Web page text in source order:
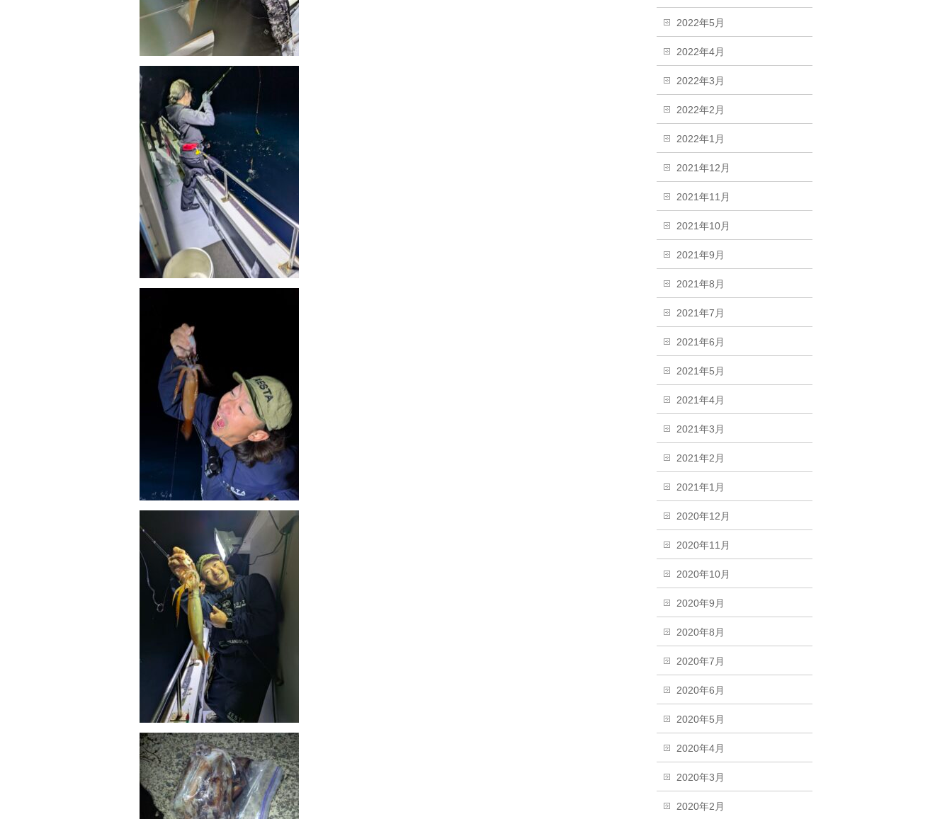
2022年5月
2022年4月
2022年3月
2022年2月
2022年1月
2021年12月
2021年11月
2021年10月
2021年9月
2021年8月
2021年7月
2021年6月
2021年5月
2021年4月
2021年3月
2021年2月
2021年1月
2020年12月
2020年11月
2020年10月
2020年9月
2020年8月
2020年7月
2020年6月
2020年5月
2020年4月
2020年3月
2020年2月